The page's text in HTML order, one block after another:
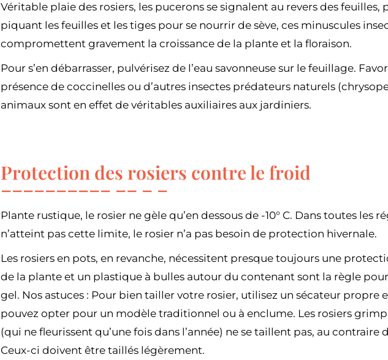
Véritable plaie des rosiers, les pucerons se signalent au revers des feuilles,
piquant les feuilles et les tiges pour se nourrir de sève, ces minuscules
compromettent gravement la croissance de la plante et la floraison.
Pour s’en débarrasser, pulvérisez de l’eau savonneuse sur le feuillage.
présence de coccinelles ou d’autres insectes prédateurs naturels
animaux sont en effet de véritables auxiliaires aux jardiniers.
Protection des rosiers contre le froid
Plante rustique, le rosier ne gèle qu’en dessous de -10° C. Dans toutes les
n’atteint pas cette limite, le rosier n’a pas besoin de protection hivernale.
Les rosiers en pots, en revanche, nécessitent presque toujours une
de la plante et un plastique à bulles autour du contenant sont la règle
gel. Nos astuces : Pour bien tailler votre rosier, utilisez un sécateur propre
pouvez opter pour un modèle traditionnel ou à enclume. Les rosiers
(qui ne fleurissent qu’une fois dans l’année) ne se taillent pas, au contraire
Ceux-ci doivent être taillés légèrement.